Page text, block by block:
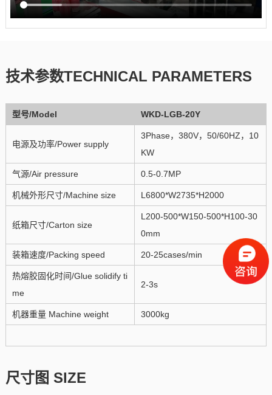
技术参数TECHNICAL PARAMETERS
型号/Model WKD-LGB-20Y
电源及功率/Power supply
3Phase，380V，50/60HZ，10
KW
气源/Air pressure 0.5-0.7MP
机械外形尺寸/Machine size L6800*W2735*H2000
纸箱尺寸/Carton size
L200-500*W150-500*H100-30
0mm
装箱速度/Packing speed 20-25cases/min
热熔胶固化时间/Glue solidify ti
me
2-3s
机器重量 Machine weight 3000kg
尺寸图 SIZE